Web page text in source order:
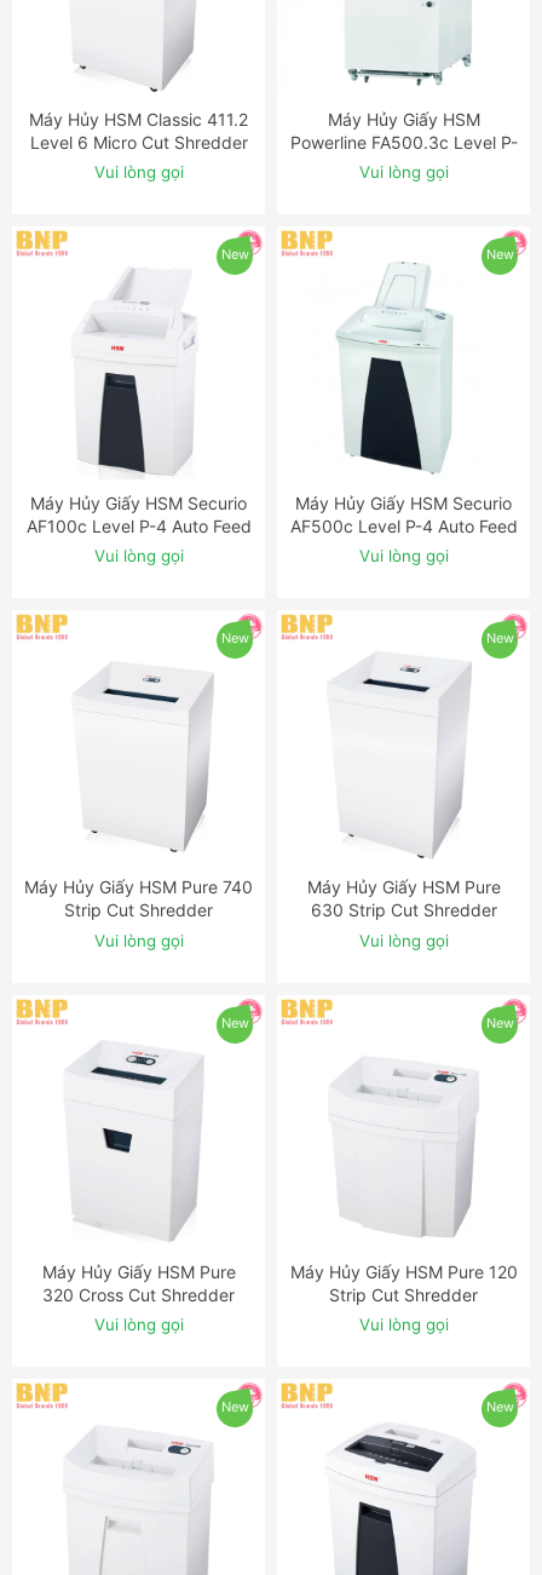
ĐẶT NGAY
Máy Hủy HSM Classic 411.2
Level 6 Micro Cut Shredder
with OMDD Slot
Vui lòng gọi
ĐẶT NGAY
Máy Hủy Giấy HSM
Powerline FA500.3c Level P-
5 Cross Cut Industrial
Shredder
Vui lòng gọi
New
ĐẶT NGAY
Máy Hủy Giấy HSM Securio
AF100c Level P-4 Auto Feed
Shredder
Vui lòng gọi
New
ĐẶT NGAY
Máy Hủy Giấy HSM Securio
AF500c Level P-4 Auto Feed
Shredder
Vui lòng gọi
New
ĐẶT NGAY
Máy Hủy Giấy HSM Pure 740
Strip Cut Shredder
Vui lòng gọi
New
ĐẶT NGAY
Máy Hủy Giấy HSM Pure
630 Strip Cut Shredder
Vui lòng gọi
New
ĐẶT NGAY
Máy Hủy Giấy HSM Pure
320 Cross Cut Shredder
Vui lòng gọi
New
ĐẶT NGAY
Máy Hủy Giấy HSM Pure 120
Strip Cut Shredder
Vui lòng gọi
New New